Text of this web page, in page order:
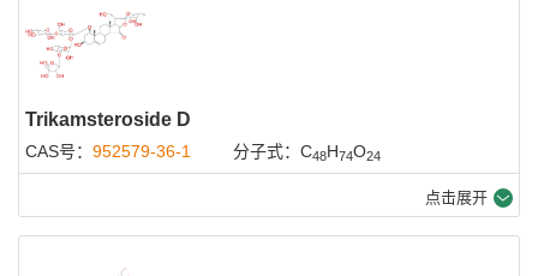
Trikamsteroside D
CAS号： 952579-36-1 分子式：C48H74O24
点击展开